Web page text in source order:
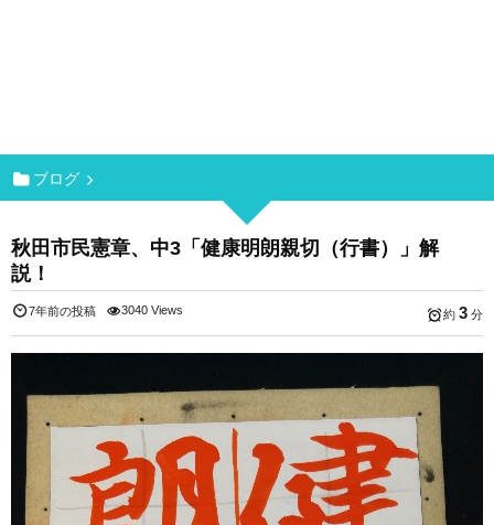
ブログ
秋田市民憲章、中3「健康明朗親切（行書）」解
説！
7年前の投稿 3040 Views 約 3 分